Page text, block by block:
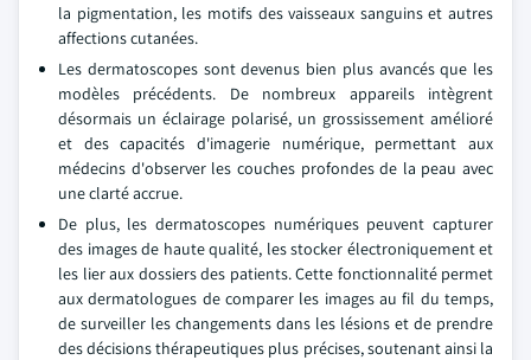
la pigmentation, les motifs des vaisseaux sanguins et autres
affections cutanées.
Les dermatoscopes sont devenus bien plus avancés que les
modèles précédents. De nombreux appareils intègrent
désormais un éclairage polarisé, un grossissement amélioré
et des capacités d'imagerie numérique, permettant aux
médecins d'observer les couches profondes de la peau avec
une clarté accrue.
De plus, les dermatoscopes numériques peuvent capturer
des images de haute qualité, les stocker électroniquement et
les lier aux dossiers des patients. Cette fonctionnalité permet
aux dermatologues de comparer les images au fil du temps,
de surveiller les changements dans les lésions et de prendre
des décisions thérapeutiques plus précises, soutenant ainsi la